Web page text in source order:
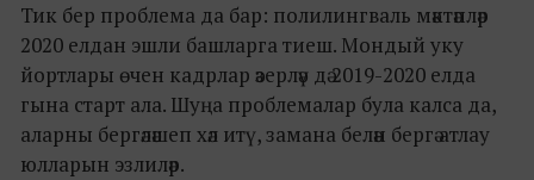
Тик бер проблема да бар: полилингваль мәктәпләр
2020 елдан эшли башларга тиеш. Мондый уку
йортлары өчен кадрлар әзерләү дә 2019-2020 елда
гына старт ала. Шуңа проблемалар була калса да,
аларны бергәләшеп хәл итү, замана белән бергә атлау
юлларын эзлиләр.